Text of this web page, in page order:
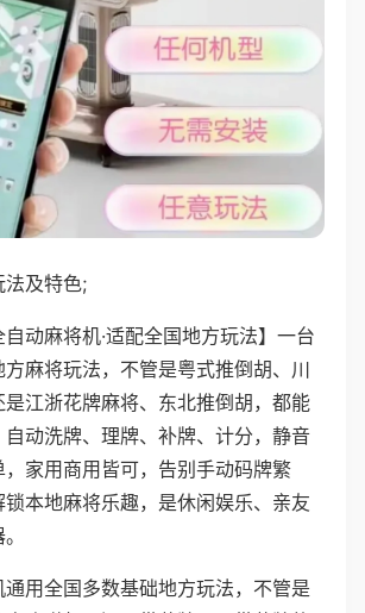
法及特色;
自动麻将机·适配全国地方玩法】一台
麻将玩法，不管是粤式推倒胡、川
江浙花牌麻将、东北推倒胡，都能
自动洗牌、理牌、补牌、计分，静音
家用商用皆可，告别手动码牌繁
本地麻将乐趣，是休闲娱乐、亲友
用全国多数基础地方玩法，不管是